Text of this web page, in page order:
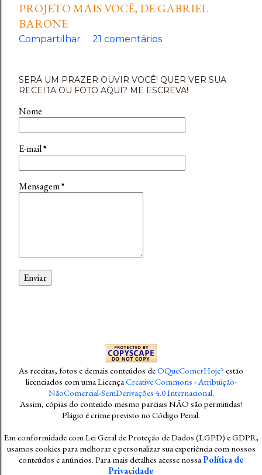
PROJETO MAIS VOCÊ, DE GABRIEL
BARONE
Compartilhar 21 comentários
SERÁ UM PRAZER OUVIR VOCÊ! QUER VER SUA
RECEITA OU FOTO AQUI? ME ESCREVA!
Nome
E-mail*
Mensagem*
As receitas, fotos e demais conteúdos deOQueComerHoje? estão
licenciados com uma LicençaCreative Commons - Atribuição-
NãoComercial-SemDerivações 4.0 Internacional.
Assim, cópias do conteúdo mesmo parciais NÃO são permitidas!
Plágio é crime previsto no Código Penal.
Em conformidade com Lei Geral de Proteção de Dados (LGPD) e GDPR,
usamos cookies para melhorar e personalizar sua experiência com nossos
conteúdos e anúncios. Para mais detalhes acesse nossaPolítica de
Privacidade